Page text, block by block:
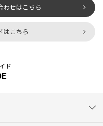
わせはこちら
はこちら
ド